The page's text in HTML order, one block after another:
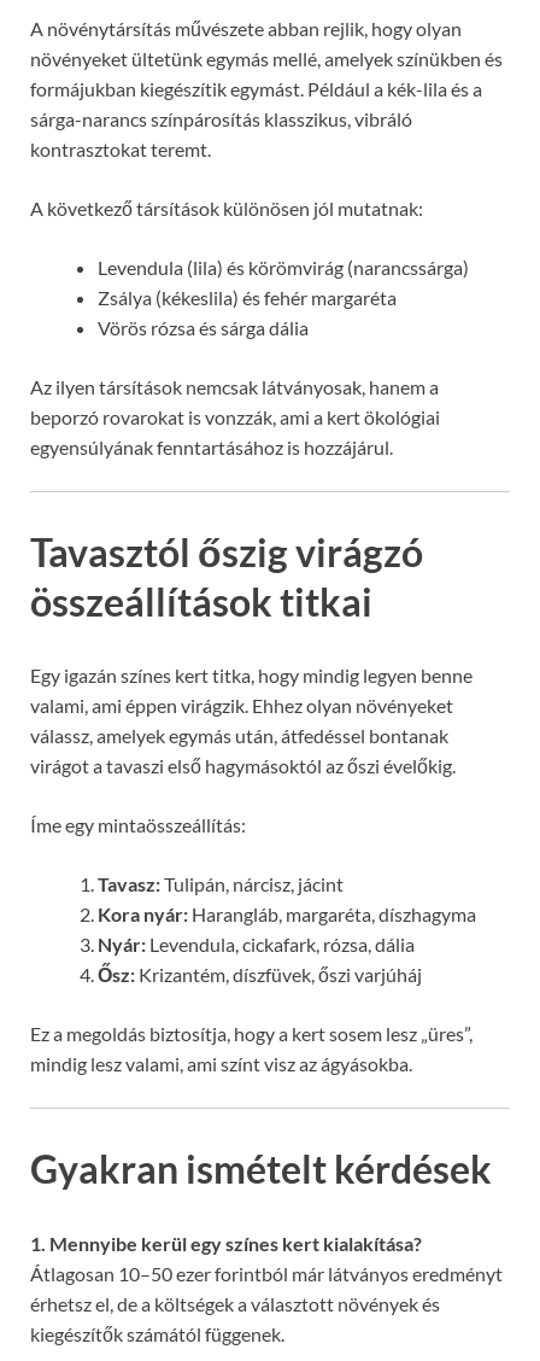
A növénytársítás művészete abban rejlik, hogy olyan
növényeket ültetünk egymás mellé, amelyek színükben és
formájukban kiegészítik egymást. Például a kék-lila és a
sárga-narancs színpárosítás klasszikus, vibráló
kontrasztokat teremt.
A következő társítások különösen jól mutatnak:
Levendula (lila) és körömvirág (narancssárga)
Zsálya (kékeslila) és fehér margaréta
Vörös rózsa és sárga dália
Az ilyen társítások nemcsak látványosak, hanem a
beporzó rovarokat is vonzzák, ami a kert ökológiai
egyensúlyának fenntartásához is hozzájárul.
Tavasztól őszig virágzó
összeállítások titkai
Egy igazán színes kert titka, hogy mindig legyen benne
valami, ami éppen virágzik. Ehhez olyan növényeket
válassz, amelyek egymás után, átfedéssel bontanak
virágot a tavaszi első hagymásoktól az őszi évelőkig.
Íme egy mintaösszeállítás:
Tavasz:Tulipán, nárcisz, jácint
Kora nyár: Harangláb, margaréta, díszhagyma
Nyár: Levendula, cickafark, rózsa, dália
Ősz: Krizantém, díszfüvek, őszi varjúháj
Ez a megoldás biztosítja, hogy a kert sosem lesz „üres”,
mindig lesz valami, ami színt visz az ágyásokba.
Gyakran ismételt kérdések
1. Mennyibe kerül egy színes kert kialakítása?
Átlagosan 10–50 ezer forintból már látványos eredményt
érhetsz el, de a költségek a választott növények és
kiegészítők számától függenek.